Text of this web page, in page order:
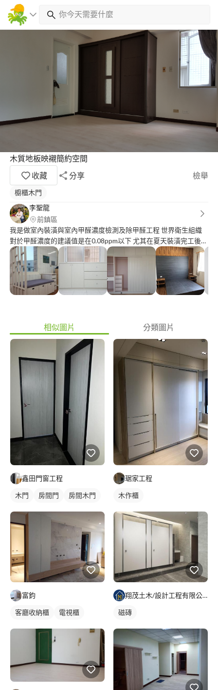
木質地板映襯簡約空間
收藏
分享 檢舉
櫥櫃木門
李聖龍
前鎮區
我是做室內裝潢與室內甲醛濃度檢測及除甲醛工程 世界衛生組織
對於甲醛濃度的建議值是在0.08ppm以下 尤其在夏天裝潢完工後因
為溫度高升 甲醛濃度就會隨著溫度變化而飆高 對人體有著極大的
影響與傷害 而且小朋友的影響最大唷!!! 如有任何疑問及需要請與
我聯絡
相似圖片 分類圖片
鑫田門窗工程
木門 房間門 房間木門
富鈞
客廳收納櫃 電視櫃
琚家工程
木作櫃
翔茂土木/設計工程有限公司
磁磚